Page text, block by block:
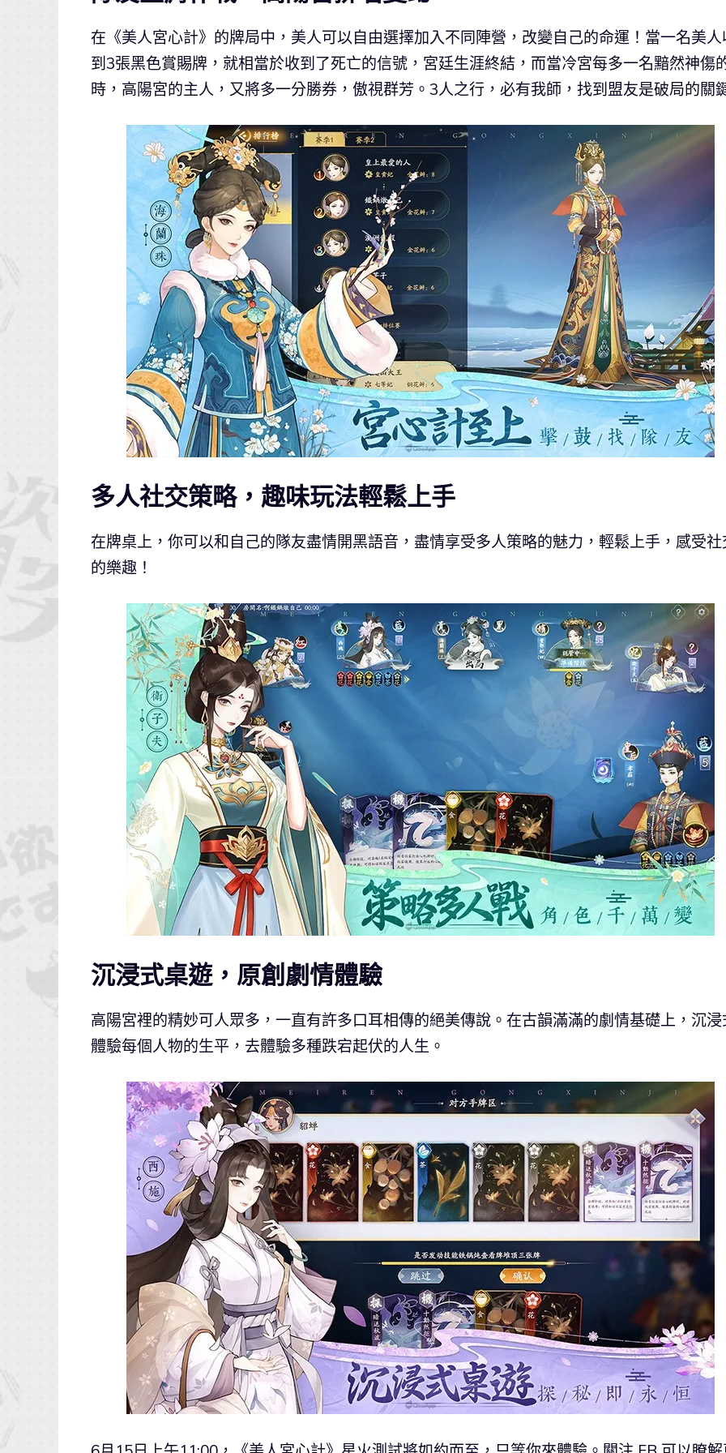
在《美人宮心計》的牌局中，美人可以自由選擇加入不同陣營，改變自己的命運！當一名美人
到3張黑色賞賜牌，就相當於收到了死亡的信號，宮廷生涯終結，而當冷宮每多一名黯然神傷
時，高陽宮的主人，又將多一分勝券，傲視群芳。3人之行，必有我師，找到盟友是破局的關
多人社交策略，趣味玩法輕鬆上手
在牌桌上，你可以和自己的隊友盡情開黑語音，盡情享受多人策略的魅力，輕鬆上手，感受社
的樂趣！
沉浸式桌遊，原創劇情體驗
高陽宮裡的精妙可人眾多，一直有許多口耳相傳的絕美傳說。在古韻滿滿的劇情基礎上，沉浸
體驗每個人物的生平，去體驗多種跌宕起伏的人生。